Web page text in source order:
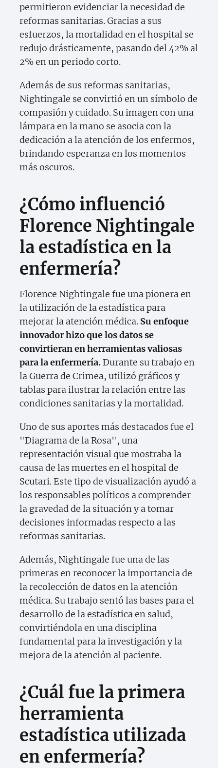
permitieron evidenciar la necesidad de
reformas sanitarias. Gracias a sus
esfuerzos, la mortalidad en el hospital se
redujo drásticamente, pasando del 42% al
2% en un periodo corto.
Además de sus reformas sanitarias,
Nightingale se convirtió en un símbolo de
compasión y cuidado. Su imagen con una
lámpara en la mano se asocia con la
dedicación a la atención de los enfermos,
brindando esperanza en los momentos
más oscuros.
¿Cómo influenció
Florence Nightingale
la estadística en la
enfermería?
Florence Nightingale fue una pionera en
la utilización de la estadística para
mejorar la atención médica. Su enfoque
innovador hizo que los datos se
convirtieran en herramientas valiosas
para la enfermería. Durante su trabajo en
la Guerra de Crimea, utilizó gráficos y
tablas para ilustrar la relación entre las
condiciones sanitarias y la mortalidad.
Uno de sus aportes más destacados fue el
"Diagrama de la Rosa", una
representación visual que mostraba la
causa de las muertes en el hospital de
Scutari. Este tipo de visualización ayudó a
los responsables políticos a comprender
la gravedad de la situación y a tomar
decisiones informadas respecto a las
reformas sanitarias.
Además, Nightingale fue una de las
primeras en reconocer la importancia de
la recolección de datos en la atención
médica. Su trabajo sentó las bases para el
desarrollo de la estadística en salud,
convirtiéndola en una disciplina
fundamental para la investigación y la
mejora de la atención al paciente.
¿Cuál fue la primera
herramienta
estadística utilizada
en enfermería?